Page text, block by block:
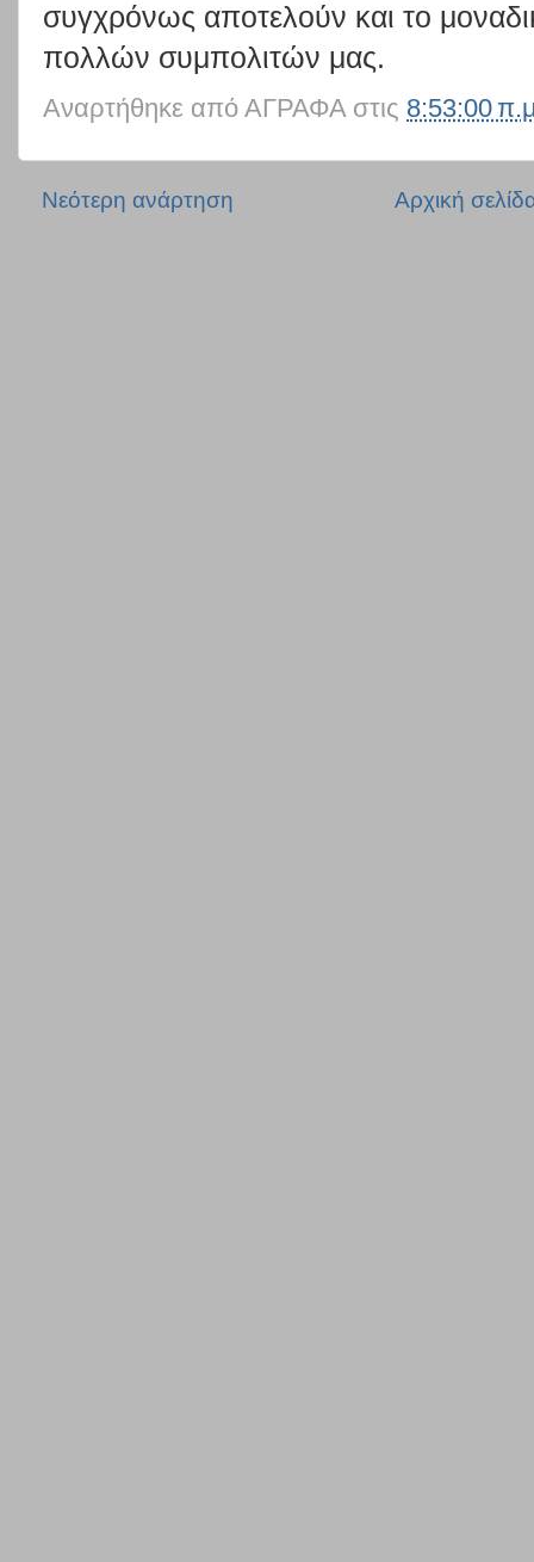
συγχρόνως αποτελούν και το
πολλών συμπολιτών μας.
Αναρτήθηκε από ΑΓΡΑΦΑ στις 8:53:00
Νεότερη ανάρτηση Αρχική